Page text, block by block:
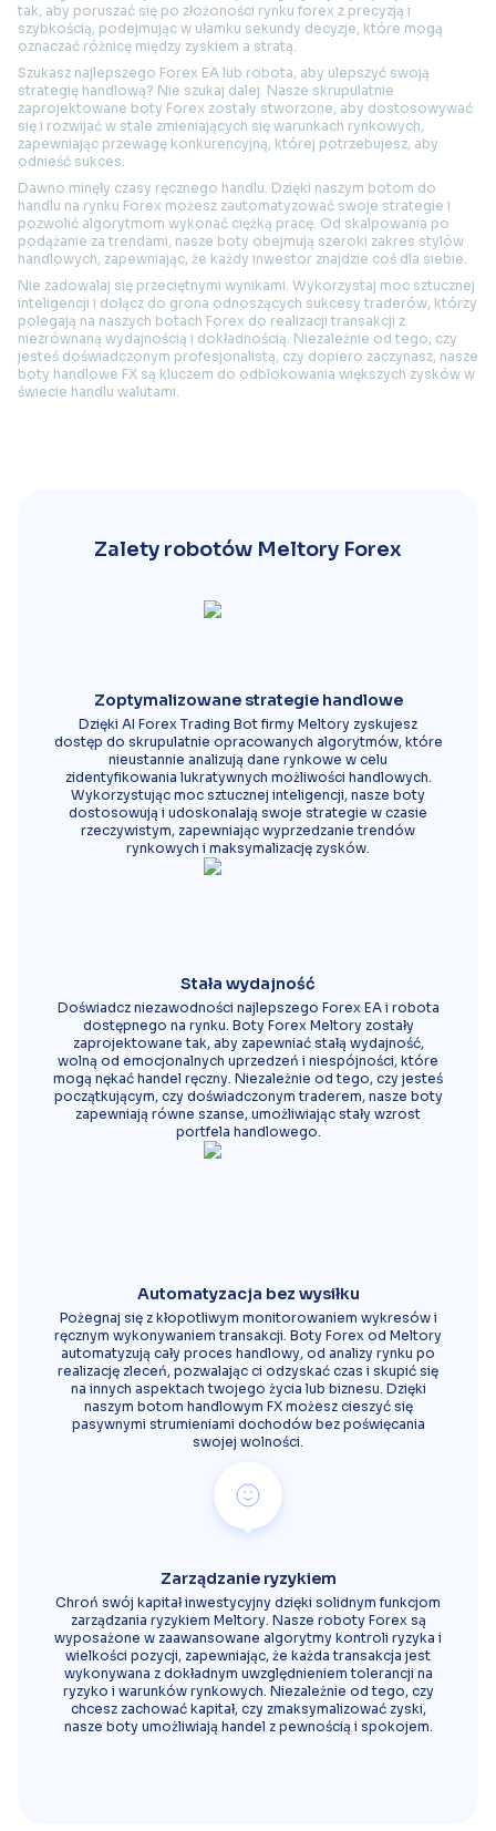
tak, aby poruszać się po złożoności rynku forex z precyzją i
szybkością, podejmując w ułamku sekundy decyzje, które mogą
oznaczać różnicę między zyskiem a stratą.
Szukasz najlepszego Forex EA lub robota, aby ulepszyć swoją
strategię handlową? Nie szukaj dalej. Nasze skrupulatnie
zaprojektowane boty Forex zostały stworzone, aby dostosowywać
się i rozwijać w stale zmieniających się warunkach rynkowych,
zapewniając przewagę konkurencyjną, której potrzebujesz, aby
odnieść sukces.
Dawno minęły czasy ręcznego handlu. Dzięki naszym botom do
handlu na rynku Forex możesz zautomatyzować swoje strategie i
pozwolić algorytmom wykonać ciężką pracę. Od skalpowania po
podążanie za trendami, nasze boty obejmują szeroki zakres stylów
handlowych, zapewniając, że każdy inwestor znajdzie coś dla siebie.
Nie zadowalaj się przeciętnymi wynikami. Wykorzystaj moc sztucznej
inteligencji i dołącz do grona odnoszących sukcesy traderów, którzy
polegają na naszych botach Forex do realizacji transakcji z
niezrównaną wydajnością i dokładnością. Niezależnie od tego, czy
jesteś doświadczonym profesjonalistą, czy dopiero zaczynasz, nasze
boty handlowe FX są kluczem do odblokowania większych zysków w
świecie handlu walutami.
Zalety robotów Meltory Forex
Zoptymalizowane strategie handlowe
Dzięki AI Forex Trading Bot firmy Meltory zyskujesz
dostęp do skrupulatnie opracowanych algorytmów, które
nieustannie analizują dane rynkowe w celu
zidentyfikowania lukratywnych możliwości handlowych.
Wykorzystując moc sztucznej inteligencji, nasze boty
dostosowują i udoskonalają swoje strategie w czasie
rzeczywistym, zapewniając wyprzedzanie trendów
rynkowych i maksymalizację zysków.
Stała wydajność
Doświadcz niezawodności najlepszego Forex EA i robota
dostępnego na rynku. Boty Forex Meltory zostały
zaprojektowane tak, aby zapewniać stałą wydajność,
wolną od emocjonalnych uprzedzeń i niespójności, które
mogą nękać handel ręczny. Niezależnie od tego, czy jesteś
początkującym, czy doświadczonym traderem, nasze boty
zapewniają równe szanse, umożliwiając stały wzrost
portfela handlowego.
Automatyzacja bez wysiłku
Pożegnaj się z kłopotliwym monitorowaniem wykresów i
ręcznym wykonywaniem transakcji. Boty Forex od Meltory
automatyzują cały proces handlowy, od analizy rynku po
realizację zleceń, pozwalając ci odzyskać czas i skupić się
na innych aspektach twojego życia lub biznesu. Dzięki
naszym botom handlowym FX możesz cieszyć się
pasywnymi strumieniami dochodów bez poświęcania
swojej wolności.
Zarządzanie ryzykiem
Chroń swój kapitał inwestycyjny dzięki solidnym funkcjom
zarządzania ryzykiem Meltory. Nasze roboty Forex są
wyposażone w zaawansowane algorytmy kontroli ryzyka i
wielkości pozycji, zapewniając, że każda transakcja jest
wykonywana z dokładnym uwzględnieniem tolerancji na
ryzyko i warunków rynkowych. Niezależnie od tego, czy
chcesz zachować kapitał, czy zmaksymalizować zyski,
nasze boty umożliwiają handel z pewnością i spokojem.